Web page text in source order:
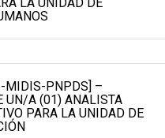
MIDIS-PNPDS] –
UN/A (01) ANALISTA
PARA LA UNIDAD DE